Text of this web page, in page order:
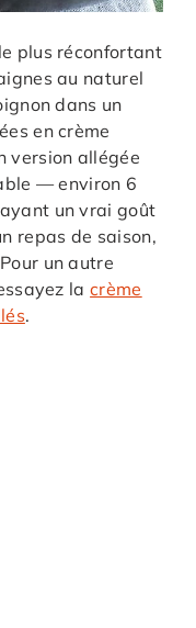
plus réconfortant
au naturel
dans un
en crème
version allégée
— environ 6
un vrai goût
repas de saison,
un autre
lacrème
.